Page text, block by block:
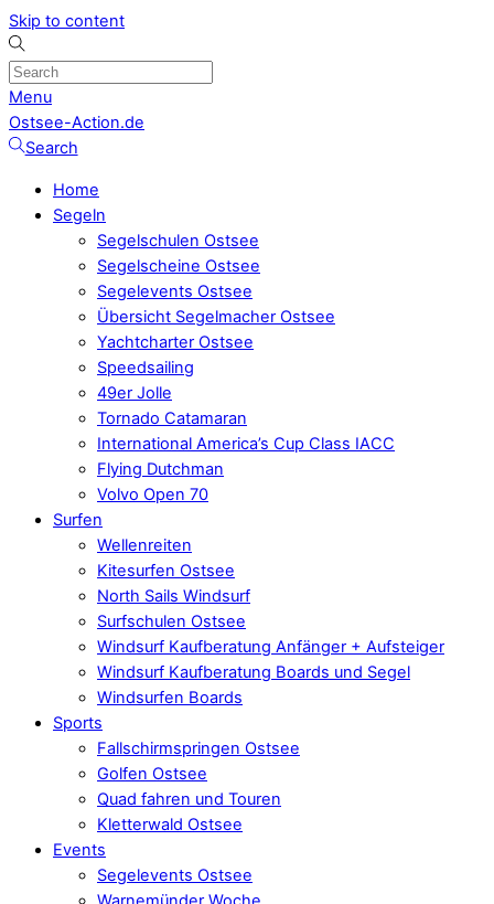
Skip to content
Menu
Ostsee-Action.de
Search
Home
Segeln
Segelschulen Ostsee
Segelscheine Ostsee
Segelevents Ostsee
Übersicht Segelmacher Ostsee
Yachtcharter Ostsee
Speedsailing
49er Jolle
Tornado Catamaran
International America’s Cup Class IACC
Flying Dutchman
Volvo Open 70
Surfen
Wellenreiten
Kitesurfen Ostsee
North Sails Windsurf
Surfschulen Ostsee
Windsurf Kaufberatung Anfänger + Aufsteiger
Windsurf Kaufberatung Boards und Segel
Windsurfen Boards
Sports
Fallschirmspringen Ostsee
Golfen Ostsee
Quad fahren und Touren
Kletterwald Ostsee
Events
Segelevents Ostsee